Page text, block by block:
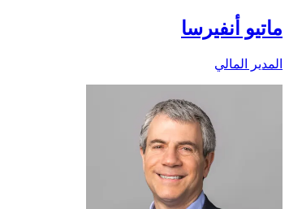
ماتيو أنفيرسا
المدير المالي